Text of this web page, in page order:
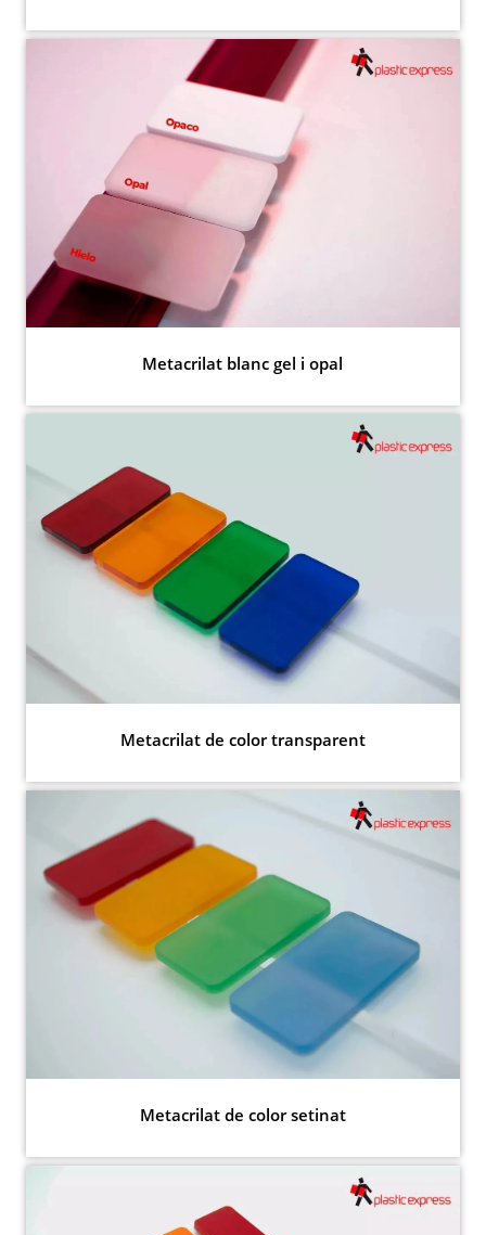
Metacrilat blanc gel i opal
Metacrilat de color transparent
Metacrilat de color setinat